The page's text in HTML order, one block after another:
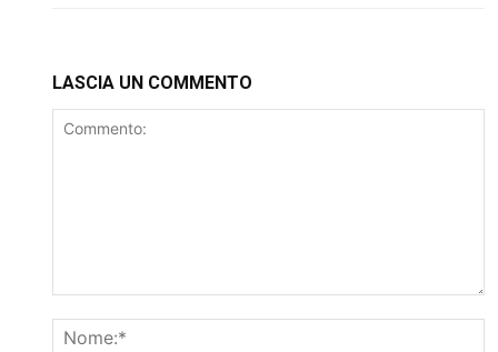
LASCIA UN COMMENTO